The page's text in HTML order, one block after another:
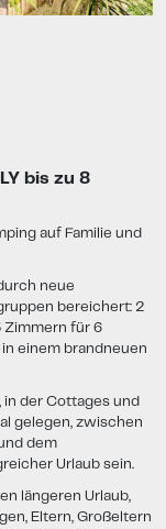
bis zu 8
auf Familie und
neue
bereichert: 2
Zimmern für 6
einem brandneuen
in der Cottages und
gelegen, zwischen
dem
Urlaub sein.
längeren Urlaub,
Eltern, Großeltern